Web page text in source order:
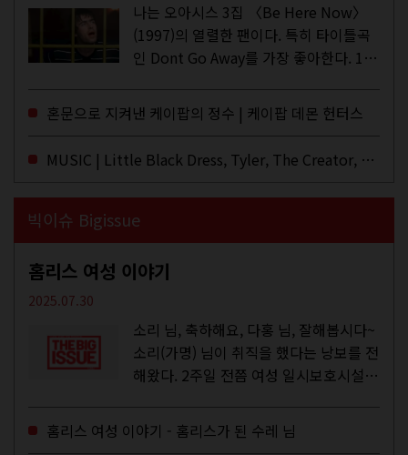
나는 오아시스 3집 〈Be Here Now〉
(1997)의 열렬한 팬이다. 특히 타이틀곡
인 Dont Go Away를 가장 좋아한다. 15
이브·데모·부틀렉을 합쳐 3만 번 이상은
듣지 않았나 싶다. 이토록...
혼문으로 지켜낸 케이팝의 정수 | 케이팝 데몬 헌터스
MUSIC | Little Black Dress, Tyler, The Creator, Essie Jain
빅이슈 Bigissue
홈리스 여성 이야기
2025.07.30
소리 님, 축하해요, 다홍 님, 잘해봅시다~
소리(가명) 님이 취직을 했다는 낭보를 전
해왔다. 2주일 전쯤 여성 일시보호시설에
고, 저 오늘이 마지막이에요, 이렇게 인사
를 하고 가셨던...
홈리스 여성 이야기 - 홈리스가 된 수레 님